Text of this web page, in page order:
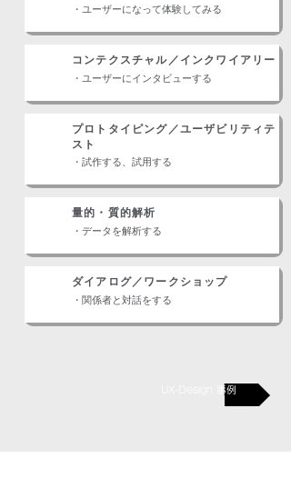
・ユーザーになって体験してみる
コンテクスチャル／インクワイアリー
・ユーザーにインタビューする
プロトタイピング／ユーザビリティテ
スト
・試作する、試用する
量的・質的解析
・データを解析する
ダイアログ／ワークショップ
・関係者と対話をする
UX-Design 事例